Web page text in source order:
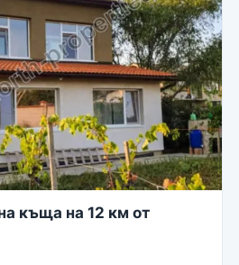
къща на 12 км от